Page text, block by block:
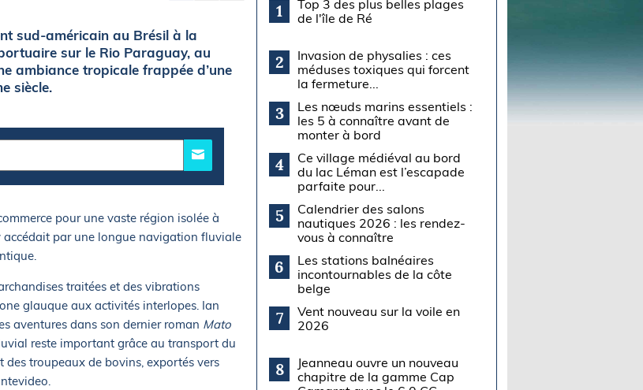
sud-américain au Brésil à la
sur le Rio Paraguay, au
ambiance tropicale frappée d’une
siècle.
pour une vaste région isolée à
accédait par une longue navigation fluviale
traitées et des vibrations
glauque aux activités interlopes. Ian
aventures dans son dernier roman Mato
reste important grâce au transport du
troupeaux de bovins, exportés vers
1
Top 3 des plus belles plages
de l'île de Ré
2
Invasion de physalies : ces
méduses toxiques qui forcent
la fermeture...
3
Les nœuds marins essentiels :
les 5 à connaître avant de
monter à bord
4
Ce village médiéval au bord
du lac Léman est l’escapade
parfaite pour...
5
Calendrier des salons
nautiques 2026 : les rendez-
vous à connaître
6
Les stations balnéaires
incontournables de la côte
belge
7
Vent nouveau sur la voile en
2026
8
Jeanneau ouvre un nouveau
chapitre de la gamme Cap